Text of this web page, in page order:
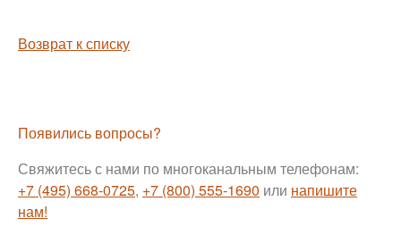
Возврат к списку
Появились вопросы?
Свяжитесь с нами по многоканальным телефонам:
+7 (495) 668-0725, +7 (800) 555-1690 или напишите
нам!